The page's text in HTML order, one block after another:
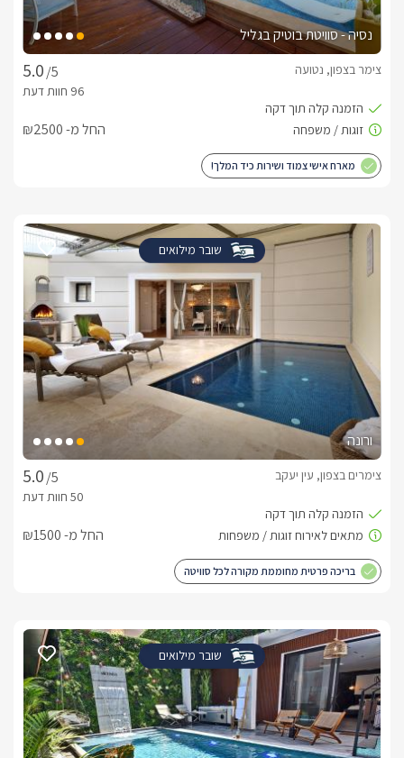
נסיה - סוויטת בוטיק בגליל
/5
צימר בצפון, נטועה
החל מ- ₪2500
מארח אישי צמוד ושירות כיד המלך!
שובר מילואים
ורונה
/5
צימרים בצפון, עין יעקב
החל מ- ₪1500
בריכה פרטית מחוממת מקורה לכל סוויטה
שובר מילואים